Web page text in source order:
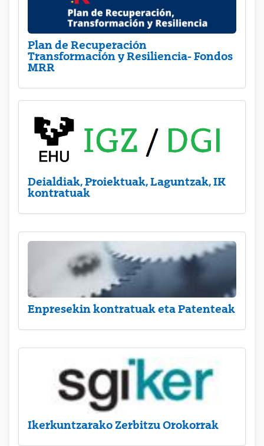
Plan de Recuperación
Transformación y Resiliencia- Fondos
MRR
Deialdiak, Proiektuak, Laguntzak, IK
kontratuak
Enpresekin kontratuak eta Patenteak
Ikerkuntzarako Zerbitzu Orokorrak